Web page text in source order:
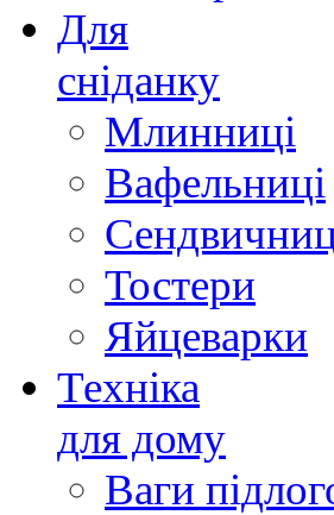
Для
сніданку
Млинниці
Вафельниці
Тостери
Яйцеварки
Техніка
для дому
Ваги